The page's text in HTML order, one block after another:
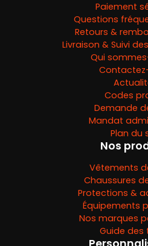
Paiement
Questions
Retours &
Livraison & Suivi
Qui
Codes
Demande
Mandat
Plan du
Nos
Vêtements
Chaussures
Protections &
Équipements
Nos marques
Guide des